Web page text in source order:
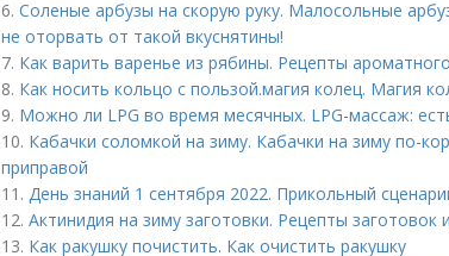
6. Соленые арбузы на скорую руку. Малосольные
не оторвать от такой вкуснятины!
7. Как варить варенье из рябины. Рецепты
8. Как носить кольцо с пользой. магия колец. Магия
9. Можно ли LPG во время месячных. LPG-массаж:
10. Кабачки соломкой на зиму. Кабачки на зиму по-
приправой
11. День знаний 1 сентября 2022. Прикольный
12. Актинидия на зиму заготовки. Рецепты заготовок
13. Как ракушку почистить. Как очистить ракушку